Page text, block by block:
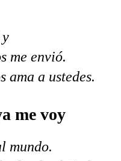
me envió.
ama a ustedes.
me voy
mundo.